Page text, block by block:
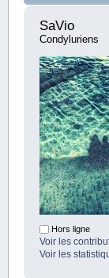
SaVio
Condyluriens
Hors ligne
Voir les
Voir les